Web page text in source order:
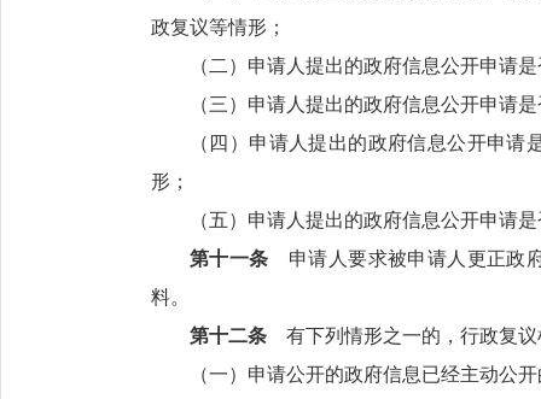
政复议等情形；
（二）申请人提出的政府信息公开申请
（三）申请人提出的政府信息公开申请
（四）申请人提出的政府信息公开申
形；
（五）申请人提出的政府信息公开申请
第十一条 申请人要求被申请人更正政
料。
第十二条 有下列情形之一的，行政复
（一）申请公开的政府信息已经主动公